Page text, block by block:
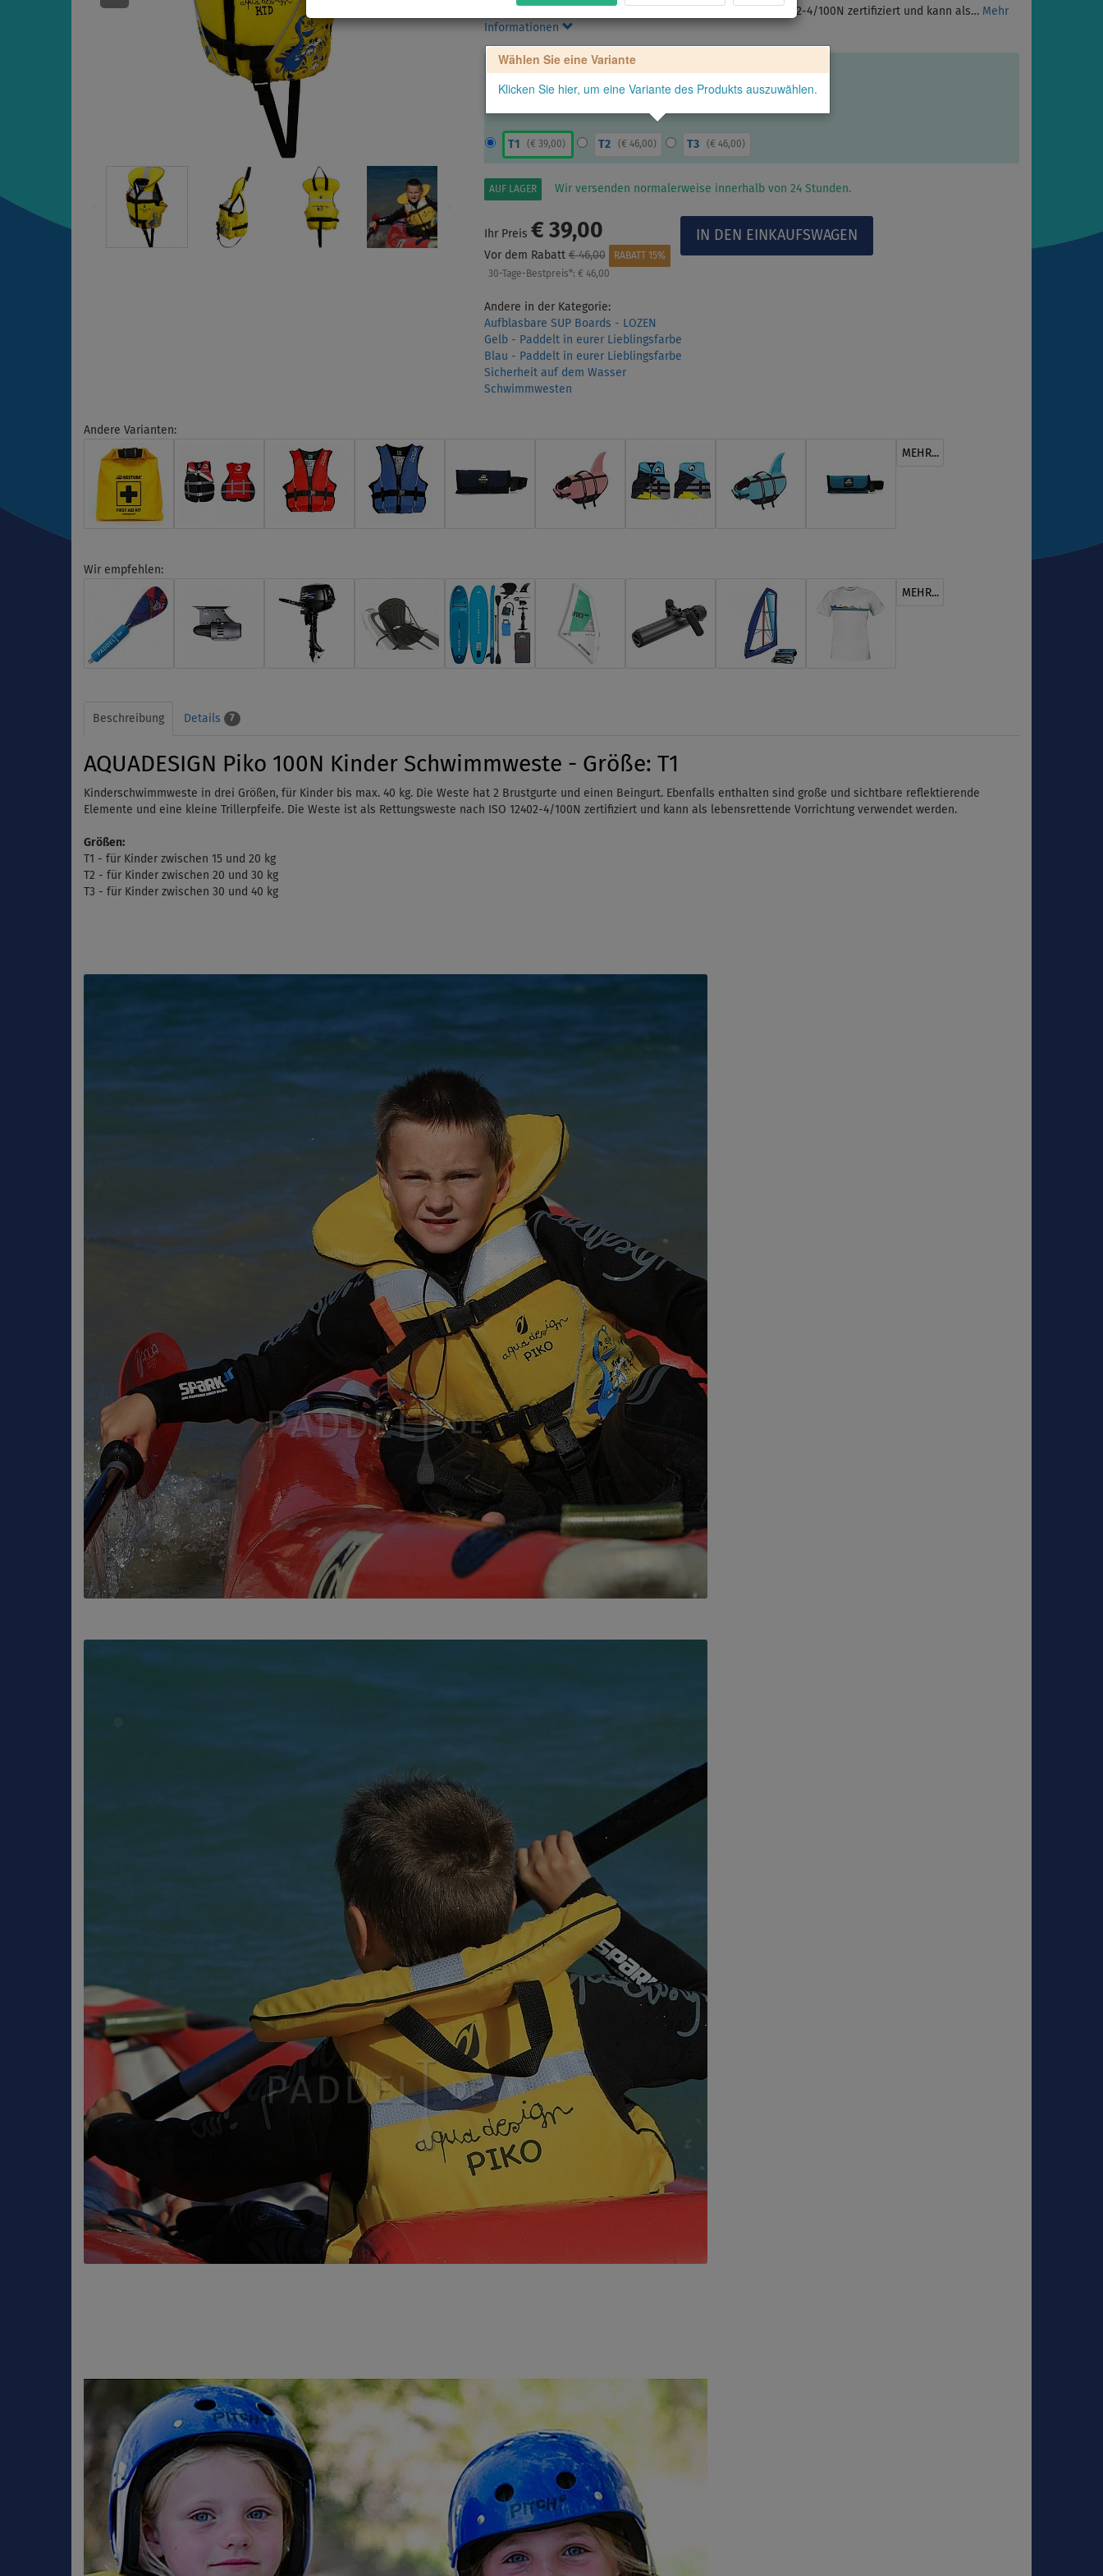
Trillerpfeife. Die Weste ist als Rettungsweste nach ISO 12402-4/100N zertifiziert und kann als… Mehr
Informationen
Wählen Sie eine Variante
Klicken Sie hier, um eine Variante des Produkts auszuwählen.
T1 (€ 39,00) T2 (€ 46,00) T3 (€ 46,00)
AUF LAGER Wir versenden normalerweise innerhalb von 24 Stunden.
Ihr Preis € 39,00
Vor dem Rabatt€ 46,00
RABATT 15%
30-Tage-Bestpreis*:€ 46,00
Andere in der Kategorie:
Aufblasbare SUP Boards - LOZEN
Gelb - Paddelt in eurer Lieblingsfarbe
Blau - Paddelt in eurer Lieblingsfarbe
Sicherheit auf dem Wasser
Schwimmwesten
Andere Varianten:
MEHR...
Wir empfehlen:
MEHR...
Beschreibung Details 7
AQUADESIGN Piko 100N Kinder Schwimmweste - Größe: T1
Kinderschwimmweste in drei Größen, für Kinder bis max. 40 kg. Die Weste hat 2 Brustgurte und einen Beingurt. Ebenfalls enthalten sind große und sichtbare reflektierende
Elemente und eine kleine Trillerpfeife. Die Weste ist als Rettungsweste nach ISO 12402-4/100N zertifiziert und kann als lebensrettende Vorrichtung verwendet werden.
Größen:
T1 - für Kinder zwischen 15 und 20 kg
T2 - für Kinder zwischen 20 und 30 kg
T3 - für Kinder zwischen 30 und 40 kg